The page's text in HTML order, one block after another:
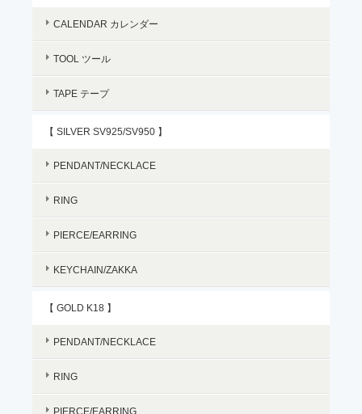
CALENDAR カレンダー
TOOL ツール
TAPE テープ
【 SILVER SV925/SV950 】
PENDANT/NECKLACE
RING
PIERCE/EARRING
KEYCHAIN/ZAKKA
【 GOLD K18 】
PENDANT/NECKLACE
RING
PIERCE/EARRING